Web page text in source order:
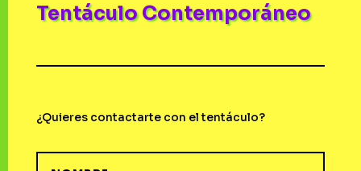
Tentáculo Contemporáneo
¿Quieres contactarte con el tentáculo?